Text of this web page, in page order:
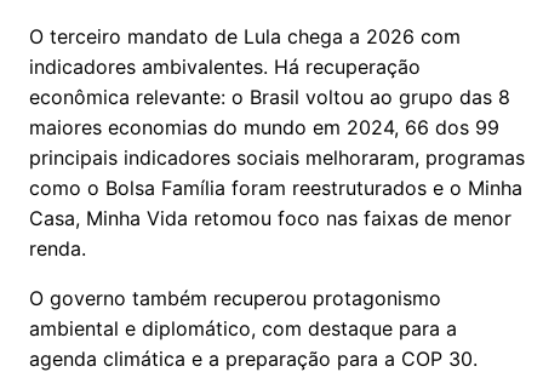
O terceiro mandato de Lula chega a 2026 com
indicadores ambivalentes. Há recuperação
econômica relevante: o Brasil voltou ao grupo das 8
maiores economias do mundo em 2024, 66 dos 99
principais indicadores sociais melhoraram, programas
como o Bolsa Família foram reestruturados e o Minha
Casa, Minha Vida retomou foco nas faixas de menor
renda.
O governo também recuperou protagonismo
ambiental e diplomático, com destaque para a
agenda climática e a preparação para a COP 30.